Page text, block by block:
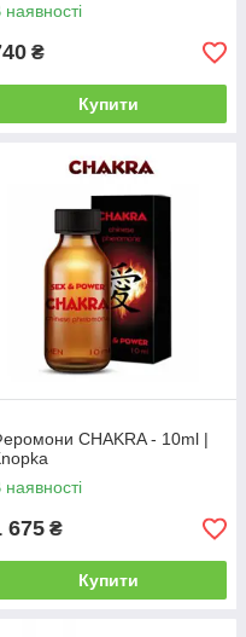
наявності
₴
Купити
CHAKRA - 10ml |
наявності
675 ₴
Купити